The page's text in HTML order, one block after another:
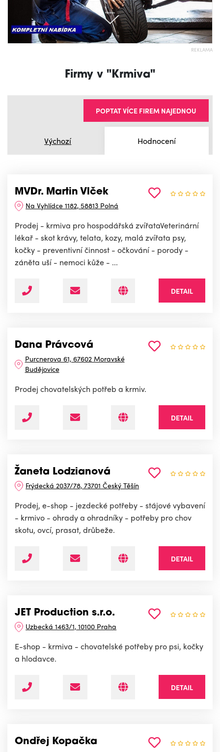
REKLAMA
Firmy v "Krmiva"
Výchozí Hodnocení
POPTAT VÍCE FIREM NAJEDNOU
MVDr. Martin Vlček
Na Vyhlídce 1182, 58813 Polná
Prodej - krmiva pro hospodářská zvířataVeterinární
lékař - skot krávy, telata, kozy, malá zvířata psy,
kočky - preventivní činnost - očkování - porody -
záněta uší - nemoci kůže - ...
DETAIL
Dana Právcová
Purcnerova 61, 67602 Moravské
Budějovice
Prodej chovatelských potřeb a krmiv.
DETAIL
Žaneta Lodzianová
Frýdecká 2037/78, 73701 Český Těšín
Prodej, e-shop - jezdecké potřeby - stájové vybavení
- krmivo - ohrady a ohradníky - potřeby pro chov
skotu, ovcí, prasat, drůbeže.
DETAIL
JET Production s.r.o.
Uzbecká 1463/1, 10100 Praha
E-shop - krmiva - chovatelské potřeby pro psi, kočky
a hlodavce.
DETAIL
Ondřej Kopačka